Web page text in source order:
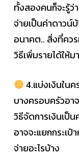
ทั้งสองคนก็จะรู้ว่
จ่ายเป็นค่าดาวน์
อนาคต.. สิ่งที่คว
วิธีเพิ่มรายได้ให้ม
4.แบ่งเงินใน
บางครอบครัวอา
วิธีจัดการเงินเป็
อาจจะแยกกระเ
จ่ายอะไรบ้าง